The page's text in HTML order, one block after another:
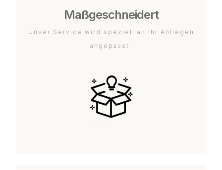
Maßgeschneidert
Unser Service wird speziell an Ihr Anliegen
angepasst.